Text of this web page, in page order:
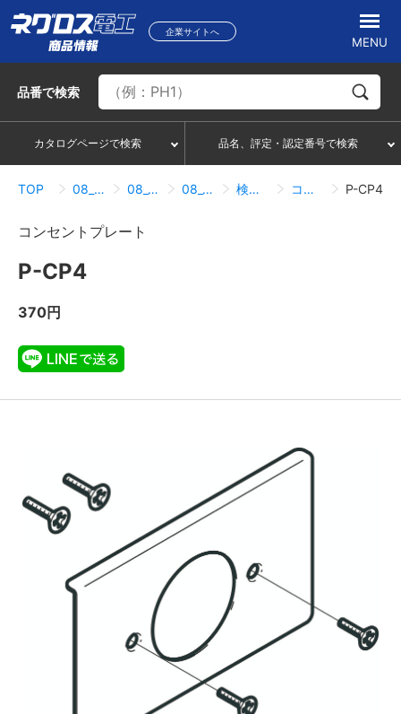
企業サイトへ
MENU
品番で検索
カタログページで検索 品名、評定・認定番号で検索
TOP 08_レースウェイ・サスウェイ 08_01_レースウェイ 08_01_05_コンセントボックス関連 検索結果一覧 コンセントプレート P-CP4
コンセントプレート
P-CP4
370円